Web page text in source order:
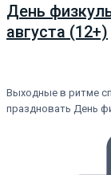
День
августа (12+)
Выходные в ритме
праздновать День